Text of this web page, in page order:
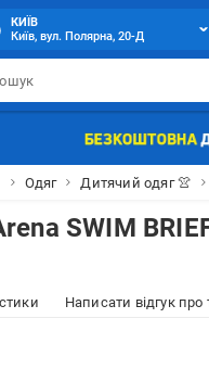
КИЇВ
Київ, вул. Полярна, 20-Д
Одяг Дитячий одяг 👚
SWIM
Написати відгук про